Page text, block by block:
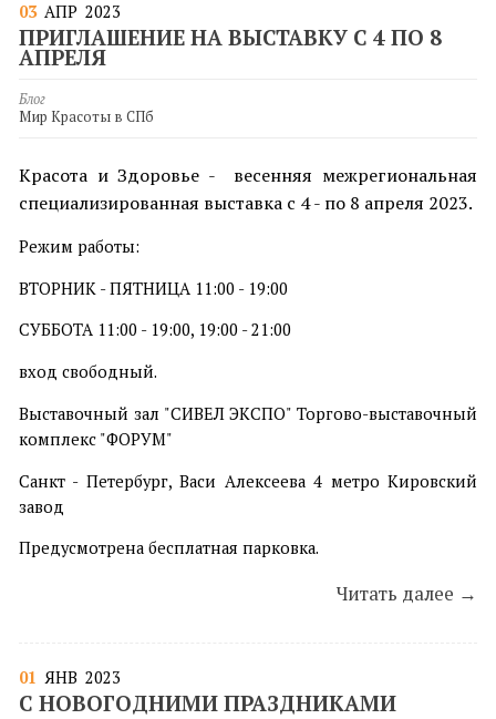
03 АПР 2023
ПРИГЛАШЕНИЕ НА ВЫСТАВКУ С 4 ПО 8
АПРЕЛЯ
Блог
Мир Красоты в СПб
Красота и Здоровье -
весенняя межрегиональная
специализированная выставка с 4- по 8 апреля 2023.
Режим работы:
ВТОРНИК - ПЯТНИЦА 11:00 - 19:00
СУББОТА 11:00 - 19:00, 19:00 - 21:00
вход свободный.
Выставочный зал "СИВЕЛ ЭКСПО" Торгово-выставочный
комплекс "ФОРУМ"
Санкт - Петербург, Васи Алексеева 4 метро Кировский
завод
Предусмотрена бесплатная парковка.
Читать далее →
01 ЯНВ 2023
С НОВОГОДНИМИ ПРАЗДНИКАМИ